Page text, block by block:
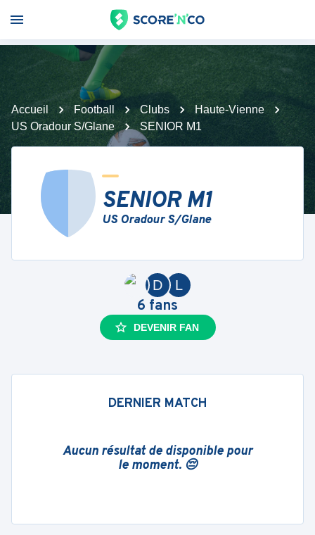
Accueil Football Clubs
Haute-Vienne
US Oradour S/Glane
SENIOR M1
SENIOR M1
US Oradour S/Glane
L
D
6 fans
DEVENIR FAN
DERNIER MATCH
Aucun résultat de disponible pour
le moment. 😔